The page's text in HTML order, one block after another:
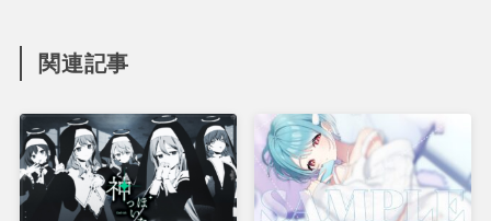
関連記事